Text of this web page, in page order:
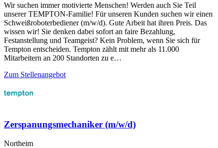
Wir suchen immer motivierte Menschen! Werden auch Sie Teil
unserer TEMPTON-Familie! Für unseren Kunden suchen wir einen
Schweißroboterbediener (m/w/d). Gute Arbeit hat ihren Preis. Das
wissen wir! Sie denken dabei sofort an faire Bezahlung,
Festanstellung und Teamgeist? Kein Problem, wenn Sie sich für
Tempton entscheiden. Tempton zählt mit mehr als 11.000
Mitarbeitern an 200 Standorten zu e…
Zum Stellenangebot
Zerspanungsmechaniker (m/w/d)
Northeim